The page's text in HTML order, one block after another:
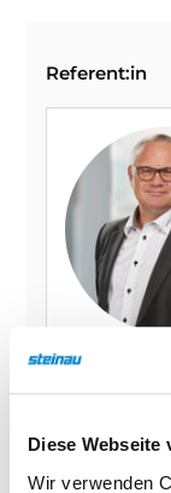
Diese Webseite
Wir verwenden
Referent:in
Klaus
steinau KG